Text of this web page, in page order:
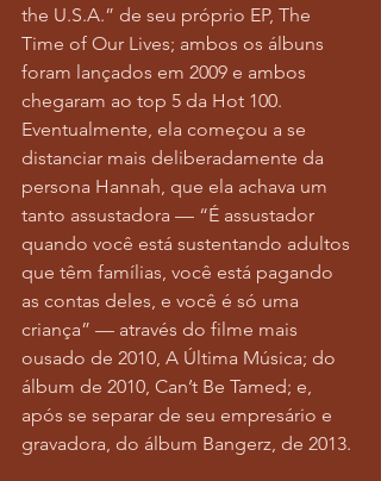
the U.S.A.” de seu próprio EP, The
Time of Our Lives; ambos os álbuns
foram lançados em 2009 e ambos
chegaram ao top 5 da Hot 100.
Eventualmente, ela começou a se
distanciar mais deliberadamente da
persona Hannah, que ela achava um
tanto assustadora — “É assustador
quando você está sustentando adultos
que têm famílias, você está pagando
as contas deles, e você é só uma
criança” — através do filme mais
ousado de 2010, A Última Música; do
álbum de 2010, Can’t Be Tamed; e,
após se separar de seu empresário e
gravadora, do álbum Bangerz, de 2013.